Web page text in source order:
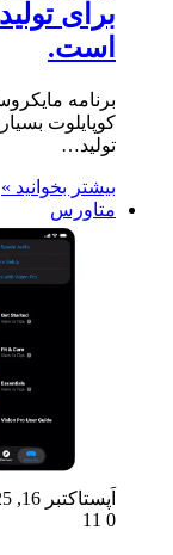
برای
است.
کوپایلوت
تولید…
بیشتر بخوانید »
متاورس
اَپستاکتبر 16, 2025
0